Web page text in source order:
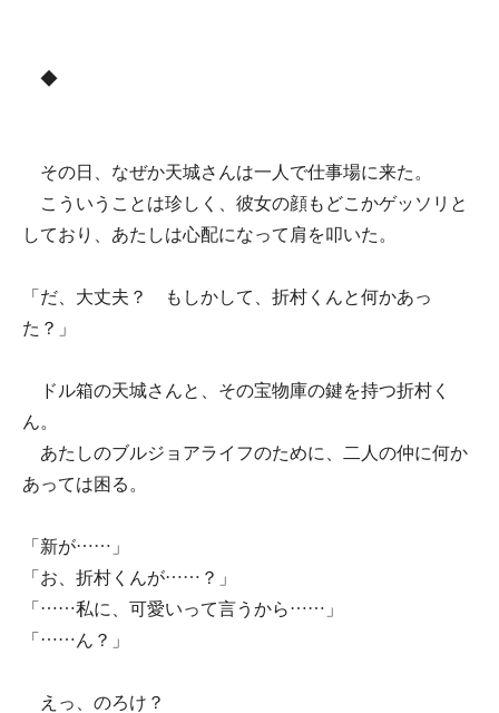
◆
その日、なぜか天城さんは一人で仕事場に来た。
こういうことは珍しく、彼女の顔もどこかゲッソリと
しており、あたしは心配になって肩を叩いた。
「だ、大丈夫？ もしかして、折村くんと何かあっ
た？」
ドル箱の天城さんと、その宝物庫の鍵を持つ折村く
ん。
あたしのブルジョアライフのために、二人の仲に何か
あっては困る。
「新が……」
「お、折村くんが……？」
「……私に、可愛いって言うから……」
「……ん？」
えっ、のろけ？